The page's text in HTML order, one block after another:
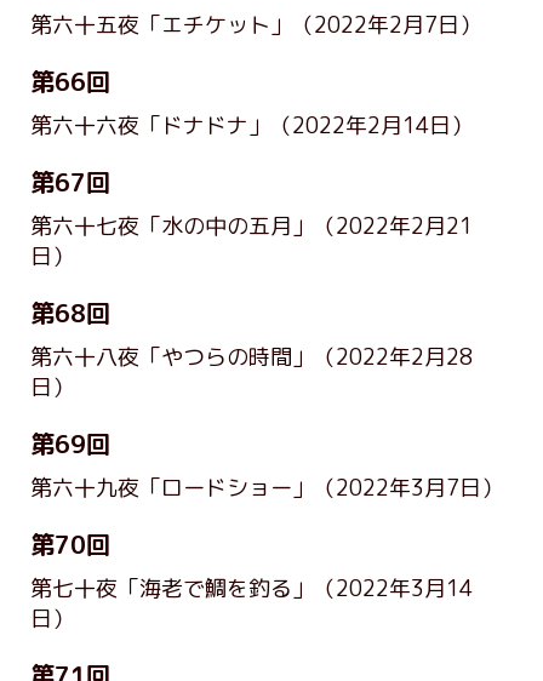
第六十五夜「エチケット」 （2022年2月7日）
第66回
第六十六夜「ドナドナ」 （2022年2月14日）
第67回
第六十七夜「水の中の五月」
（2022年2月21
日）
第68回
第六十八夜「やつらの時間」
（2022年2月28
日）
第69回
第六十九夜「ロードショー」 （2022年3月7日）
第70回
第七十夜「海老で鯛を釣る」
（2022年3月14
日）